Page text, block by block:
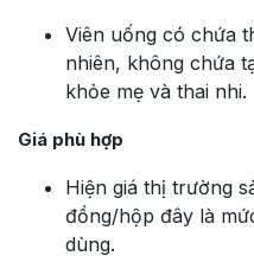
Viên uống có chứa
nhiên, không chứa
khỏe mẹ và thai nhi.
Giá phù hợp
Hiện giá thị trường
đồng/hộp đây là
dùng.